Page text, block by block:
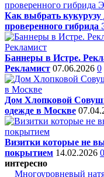
Как выбрать кукурузу
проверенного гибрида
Баннеры в Истре.
Рекламист 07.06.2026 0
Дом Хлопковой
одежде в Москве
Визитки которые не
покрытием 14.02.2026 0
интересно
Многоуровневый